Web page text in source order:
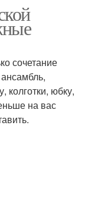
сочетание
колготки, юбку,
на вас